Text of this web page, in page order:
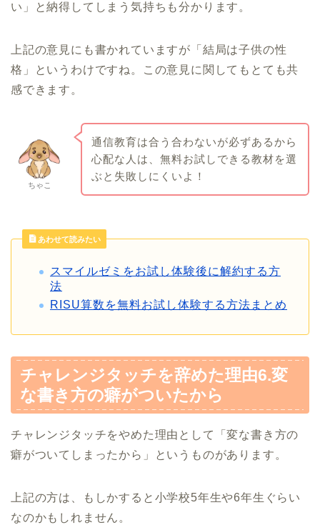
い」と納得してしまう気持ちも分かります。
上記の意見にも書かれていますが「結局は子供の性
格」というわけですね。この意見に関してもとても共
感できます。
ちゃこ
通信教育は合う合わないが必ずあるから
心配な人は、無料お試しできる教材を選
ぶと失敗しにくいよ！
あわせて読みたい
スマイルゼミをお試し体験後に解約する方
法
RISU算数を無料お試し体験する方法まとめ
チャレンジタッチを辞めた理由6.変
な書き方の癖がついたから
チャレンジタッチをやめた理由として「変な書き方の
癖がついてしまったから」というものがあります。
上記の方は、もしかすると小学校5年生や6年生ぐらい
なのかもしれません。